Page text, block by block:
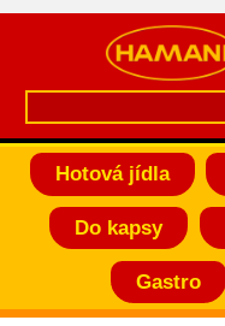
Hotová jídla
Do kapsy
Gastro